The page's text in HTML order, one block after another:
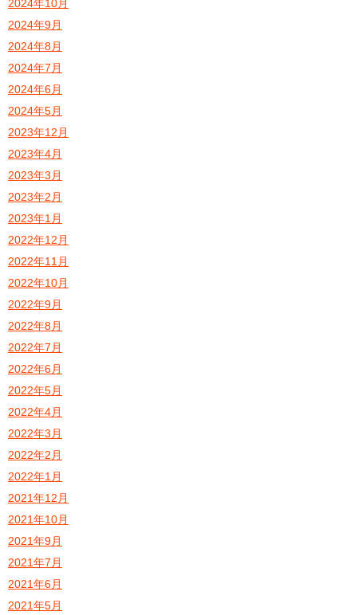
2024年10月
2024年9月
2024年8月
2024年7月
2024年6月
2024年5月
2023年12月
2023年4月
2023年3月
2023年2月
2023年1月
2022年12月
2022年11月
2022年10月
2022年9月
2022年8月
2022年7月
2022年6月
2022年5月
2022年4月
2022年3月
2022年2月
2022年1月
2021年12月
2021年10月
2021年9月
2021年7月
2021年6月
2021年5月